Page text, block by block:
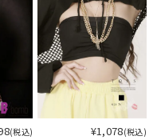
(税込) ¥1,078(税込)